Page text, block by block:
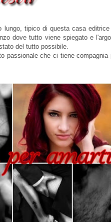
lungo, tipico di questa casa
dove tutto viene spiegato e
del tutto possibile.
passionale che ci tiene